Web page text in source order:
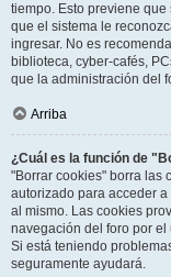
tiempo. Esto previene
que el sistema le
ingresar. No es
biblioteca, cyber-cafés,
que la administración del
Arriba
¿Cuál es la función de
"Borrar cookies" borra las
autorizado para acceder
al mismo. Las cookies
navegación del foro por
Si está teniendo
seguramente ayudará.